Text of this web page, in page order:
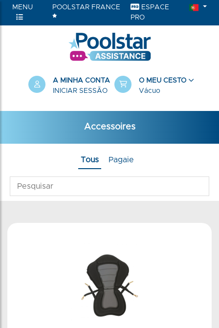
MENU POOLSTAR FRANCE
ESPACE
PRO
A MINHA CONTA
INICIAR SESSÃO
O MEU CESTO
Vácuo
Accessoires
Tous Pagaie